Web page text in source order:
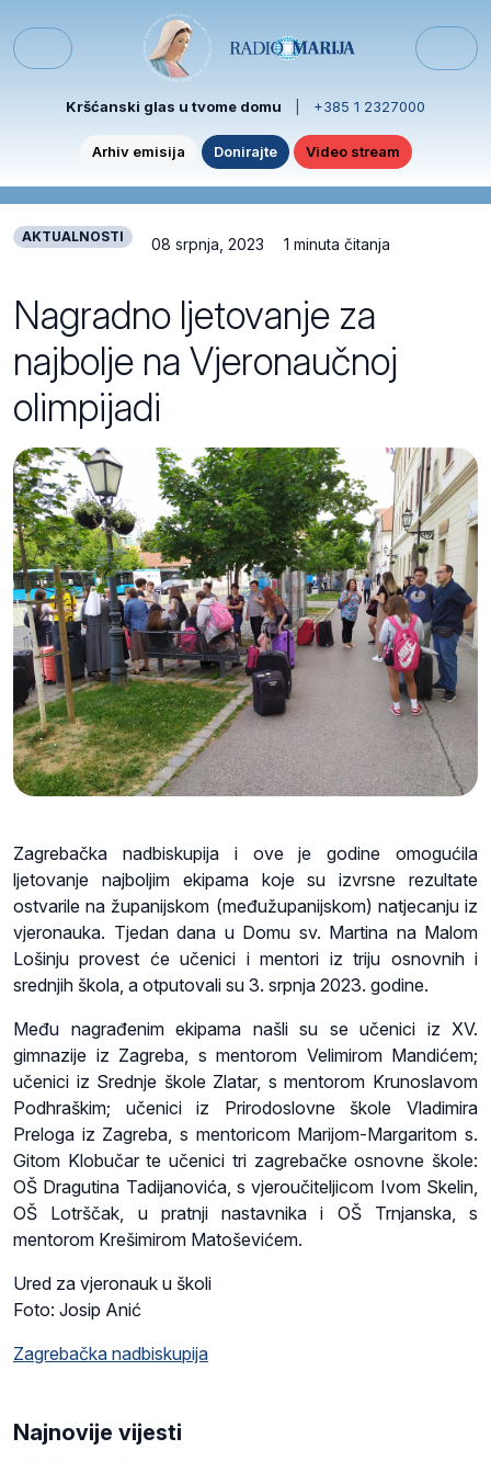
Menu
Kršćanski glas u tvome domu +385 1 2327000
Arhiv emisija Donirajte Video stream
AKTUALNOSTI 08 srpnja, 2023 1 minuta čitanja
Nagradno ljetovanje za
najbolje na Vjeronaučnoj
olimpijadi
Zagrebačka nadbiskupija i ove je godine omogućila
ljetovanje najboljim ekipama koje su izvrsne rezultate
ostvarile na županijskom (međužupanijskom) natjecanju iz
vjeronauka. Tjedan dana u Domu sv. Martina na Malom
Lošinju provest će učenici i mentori iz triju osnovnih i
srednjih škola, a otputovali su 3. srpnja 2023. godine.
Među nagrađenim ekipama našli su se učenici iz XV.
gimnazije iz Zagreba, s mentorom Velimirom Mandićem;
učenici iz Srednje škole Zlatar, s mentorom Krunoslavom
Podhraškim; učenici iz Prirodoslovne škole Vladimira
Preloga iz Zagreba, s mentoricom Marijom-Margaritom s.
Gitom Klobučar te učenici tri zagrebačke osnovne škole:
OŠ Dragutina Tadijanovića, s vjeroučiteljicom Ivom Skelin,
OŠ Lotrščak, u pratnji nastavnika i OŠ Trnjanska, s
mentorom Krešimirom Matoševićem.
Ured za vjeronauk u školi
Foto: Josip Anić
Zagrebačka nadbiskupija
Najnovije vijesti